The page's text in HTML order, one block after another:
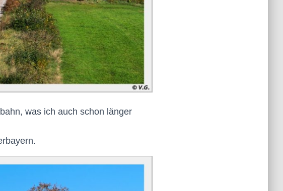
, was ich auch schon länger